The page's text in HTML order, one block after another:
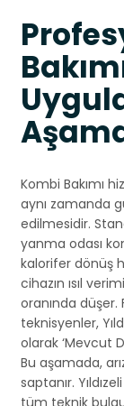
Kombi Bakımı
aynı zamanda
edilmesidir.
yanma odası
kalorifer dönüş
cihazın ısıl
oranında
teknisyenler,
olarak ‘Mevcut
Bu aşamada,
saptanır.
tüm teknik